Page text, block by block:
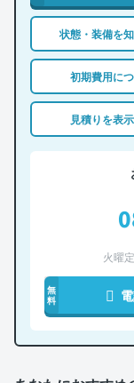
状態・装備を
初期費用に
見積りを表
火曜
無
料